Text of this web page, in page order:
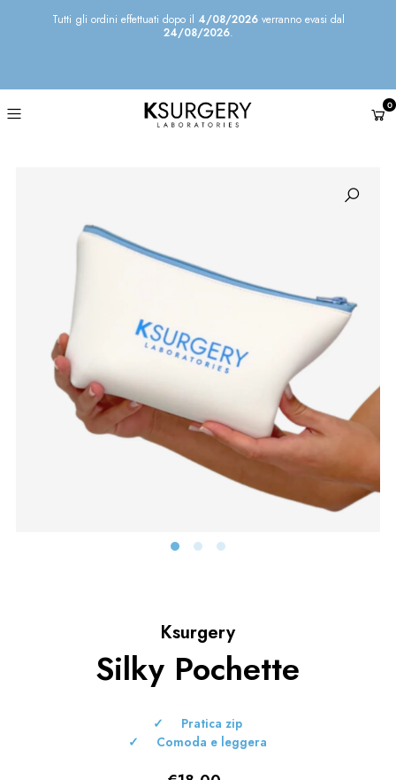
Tutti gli ordini effettuati dopo il 4/08/2026verranno evasi dal
24/08/2026.
0
Ksurgery
Silky Pochette
Pratica zip
Comoda e leggera